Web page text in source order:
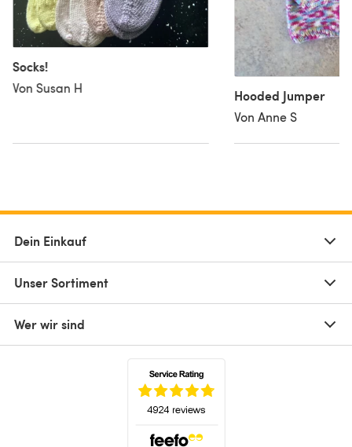
Socks!
Von Susan H Hooded Jumper
Von Anne S
Dein Einkauf
Unser Sortiment
Wer wir sind